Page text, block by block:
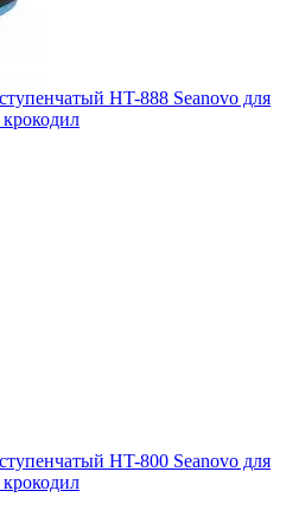
HT-888 Seanovo для
HT-800 Seanovo для